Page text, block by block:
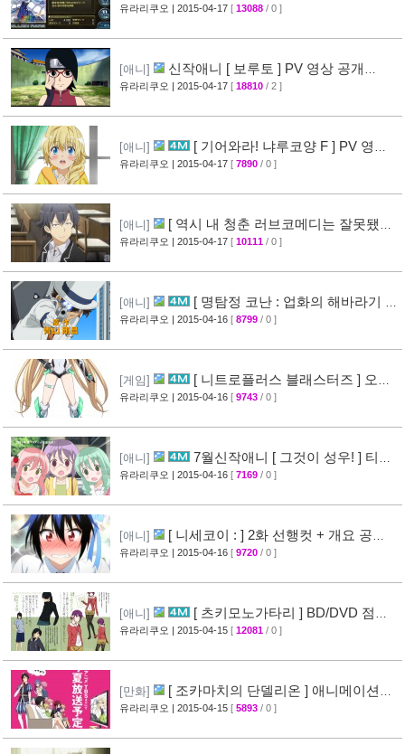
테이 나이트' 제휴 이벤트 정보
유라리쿠오 | 2015-04-17 [ 13088 / 0 ]
[애니]
신작애니 [ 보루토 ] PV 영상 공개
(BORUTO) [68]
유라리쿠오 | 2015-04-17 [ 18810 / 2 ]
[애니]
[ 기어와라! 냐루코양 F ] PV 영상
공개 [32]
유라리쿠오 | 2015-04-17 [ 7890 / 0 ]
[애니]
[ 역시 내 청춘 러브코메디는 잘못됐다
속 ] 3화 선행컷 + 개요 공개
유라리쿠오 | 2015-04-17 [ 10111 / 0 ]
[애니]
[ 명탐정 코난 : 업화의 해바라기 ]
CM 영상 공개 [40]
유라리쿠오 | 2015-04-16 [ 8799 / 0 ]
[게임]
[ 니트로플러스 블래스터즈 ] 오프
닝 영상 공개 [32]
유라리쿠오 | 2015-04-16 [ 9743 / 0 ]
[애니]
7월신작애니 [ 그것이 성우! ] 티저
영상 공개
[26]
유라리쿠오 | 2015-04-16 [ 7169 / 0 ]
[애니]
[ 니세코이 : ] 2화 선행컷 + 개요 공
개 [31]
유라리쿠오 | 2015-04-16 [ 9720 / 0 ]
[애니]
[ 츠키모노가타리 ] BD/DVD 점포
특전 일러스트 공개
[35]
유라리쿠오 | 2015-04-15 [ 12081 / 0 ]
[만화]
[ 조카마치의 단델리온 ] 애니메이션화
결정 [24]
유라리쿠오 | 2015-04-15 [ 5893 / 0 ]